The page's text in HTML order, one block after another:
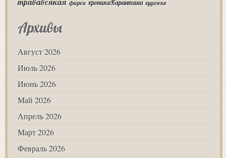
фарси хроникиКарантина художка
Архивы
Август 2026
Июль 2026
Июнь 2026
Май 2026
Апрель 2026
Март 2026
Февраль 2026